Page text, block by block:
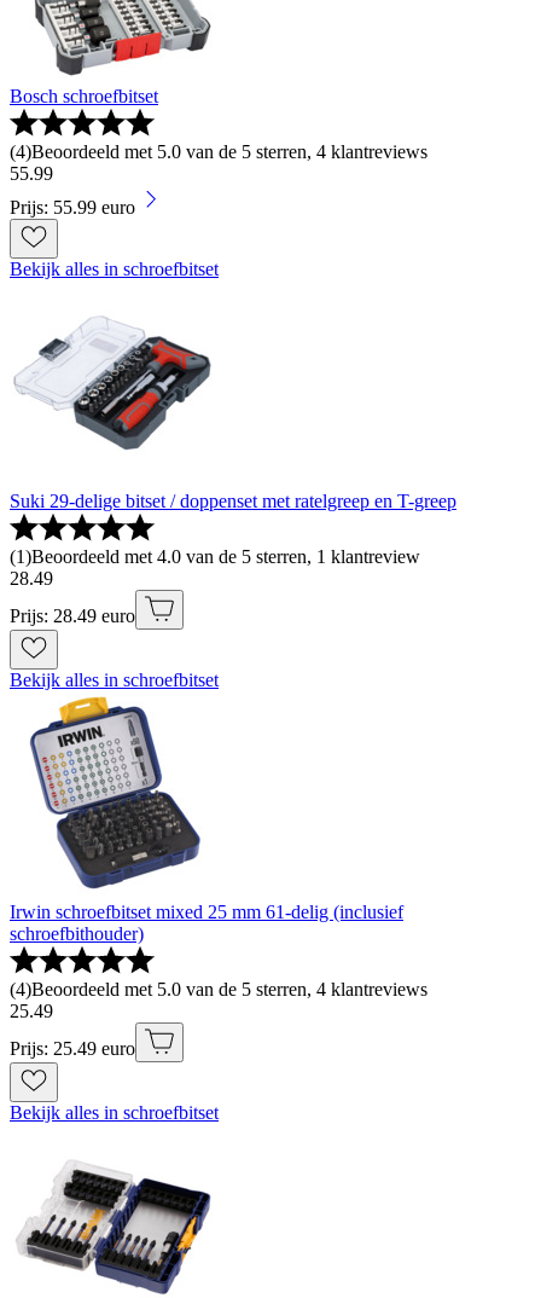
Bosch schroefbitset
(4)Beoordeeld met 5.0 van de 5 sterren, 4 klantreviews
55.99
Prijs: 55.99 euro
Bekijk alles in schroefbitset
Suki 29-delige bitset / doppenset met ratelgreep en T-greep
(1)Beoordeeld met 4.0 van de 5 sterren, 1 klantreview
28.49
Prijs: 28.49 euro
Bekijk alles in schroefbitset
Irwin schroefbitset mixed 25 mm 61-delig (inclusief
schroefbithouder)
(4)Beoordeeld met 5.0 van de 5 sterren, 4 klantreviews
25.49
Prijs: 25.49 euro
Bekijk alles in schroefbitset